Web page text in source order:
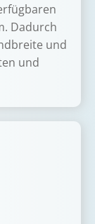
Dadurch
und
und